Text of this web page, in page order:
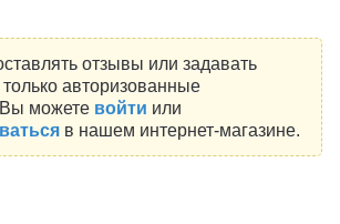
отзывы или задавать
авторизованные
Вы можете войти или
в нашем интернет-магазине.